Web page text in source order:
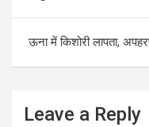
ऊना में किशोरी लापता,
Leave a Reply